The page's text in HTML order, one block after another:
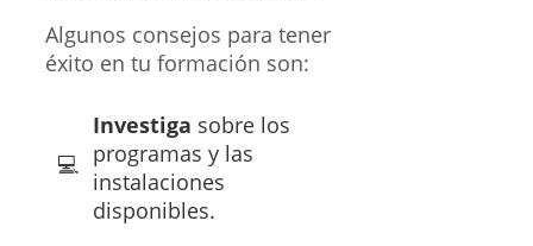
Algunos consejos para tener
éxito en tu formación son:
Investiga sobre los
programas y las
instalaciones
disponibles.